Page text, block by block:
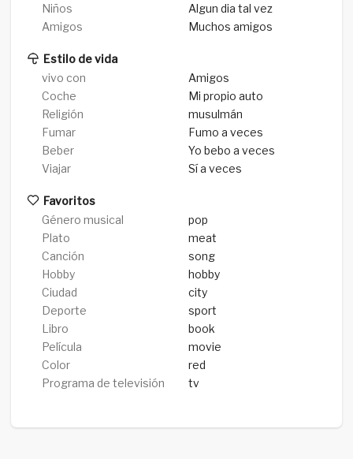
Niños
Algun dia tal vez
Amigos
Muchos amigos
Estilo de vida
vivo con
Amigos
Coche
Mi propio auto
Religión
musulmán
Fumar
Fumo a veces
Beber
Yo bebo a veces
Viajar
Sí a veces
Favoritos
Género musical
pop
Plato
meat
Canción
song
Hobby
hobby
Ciudad
city
Deporte
sport
Libro
book
Película
movie
Color
red
Programa de televisión
tv